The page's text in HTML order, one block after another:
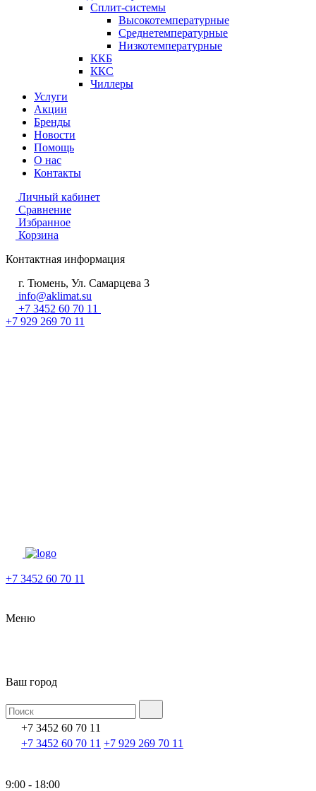
Сплит-системы
Высокотемпературные
Среднетемпературные
Низкотемпературные
ККБ
ККС
Чиллеры
Услуги
Акции
Бренды
Новости
Помощь
О нас
Контакты
Личный кабинет
Сравнение
Избранное
Корзина
Контактная информация
г. Тюмень, Ул. Самарцева 3
info@aklimat.su
+7 3452 60 70 11
+7 929 269 70 11
+7 3452 60 70 11
Меню
Ваш город
+7 3452 60 70 11
+7 3452 60 70 11 +7 929 269 70 11
9:00 - 18:00